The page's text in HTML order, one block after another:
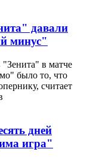
давали
минус"
в матче
было то, что
считает
дней
игра"